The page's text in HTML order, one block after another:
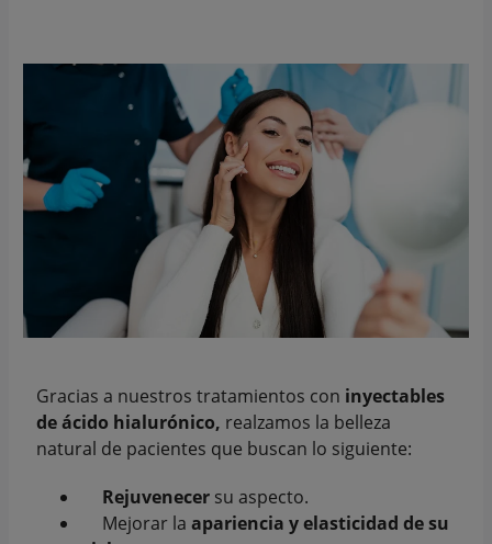
Gracias a nuestros tratamientos con inyectables
de ácido hialurónico, realzamos la belleza
natural de pacientes que buscan lo siguiente:
Rejuvenecer su aspecto.
Mejorar laapariencia y elasticidad de su